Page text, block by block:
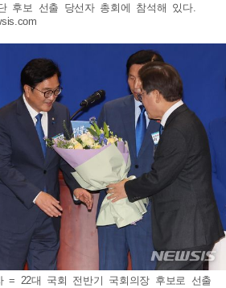
후보 선출 당선자 총회에 참석해 있다.
= 22대 국회 전반기 국회의장 후보로 선출